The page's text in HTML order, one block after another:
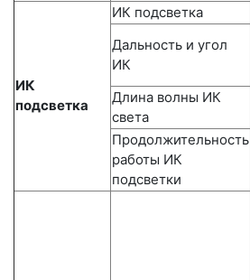
ИК
подсветка
ИК подсветка
Дальность и угол
ИК
Длина волны ИК
света
Продолжительность
работы ИК
подсветки